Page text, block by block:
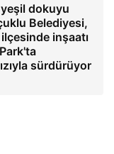
dokuyu
Belediyesi,
inşaatı
sürdürüyor